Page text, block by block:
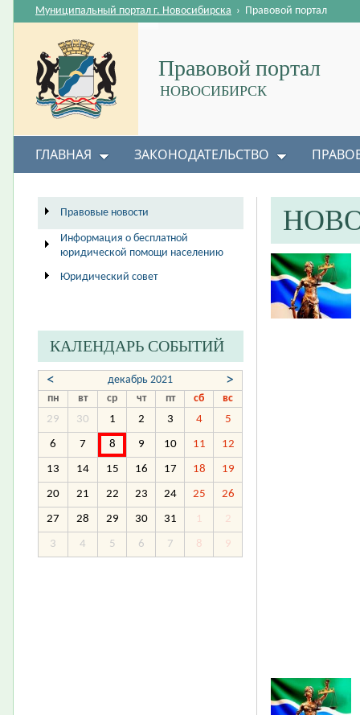
Правовой портал
НОВОСИБИРСК
Муниципальный портал г. Новосибирска › Правовой портал
ГЛАВНАЯ ЗАКОНОДАТЕЛЬСТВО
Правовые новости
Информация о бесплатной
юридической помощи населению
Юридический совет
КАЛЕНДАРЬ СОБЫТИЙ
< декабрь 2021 >
пн вт ср чт пт сб
вс
29
30 1 2 3 4 5
6 7 8 9 10 11 12
13 14 15 16 17 18 19
20 21 22 23 24 25 26
27 28 29 30 31 1 2
3 4 5 6 7 8 9